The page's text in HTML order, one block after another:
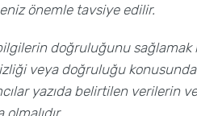
önemle tavsiye edilir.
doğruluğunu
veya doğruluğu
yazıda belirtilen verilerin